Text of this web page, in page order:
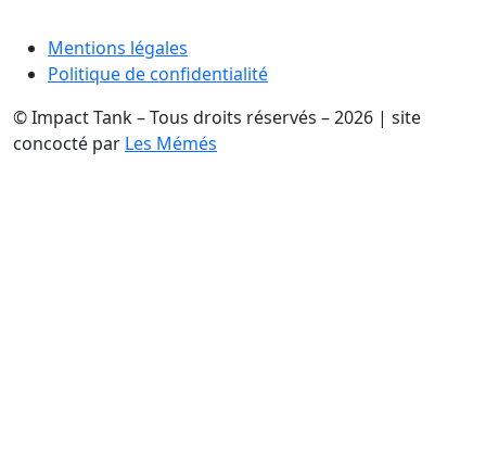
Mentions légales
Politique de confidentialité
© Impact Tank – Tous droits réservés – 2026 | site
concocté par Les Mémés